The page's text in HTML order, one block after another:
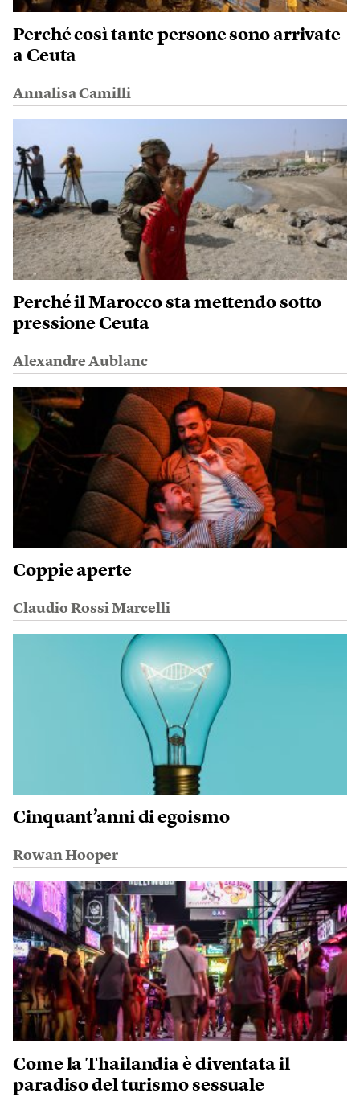
Perché così tante persone sono arrivate
a Ceuta
Annalisa Camilli
Perché il Marocco sta mettendo sotto
pressione Ceuta
Alexandre Aublanc
Coppie aperte
Claudio Rossi Marcelli
Cinquant’anni di egoismo
Rowan Hooper
Come la Thailandia è diventata il
paradiso del turismo sessuale